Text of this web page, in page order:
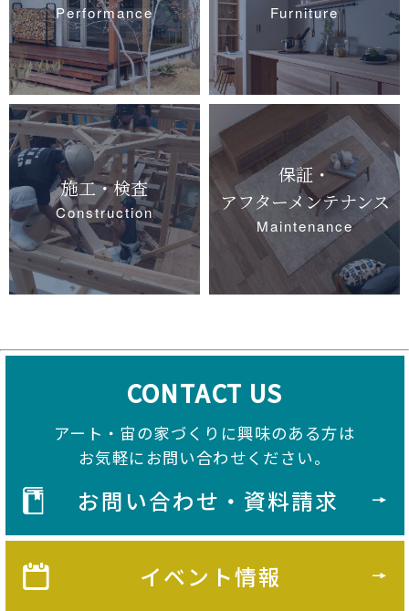
Performance Furniture
施工・検査
Construction
保証・
アフターメンテナンス
Maintenance
CONTACT US
アート・宙の家づくりに興味のある方は
お気軽にお問い合わせください。
お問い合わせ・資料請求
イベント情報